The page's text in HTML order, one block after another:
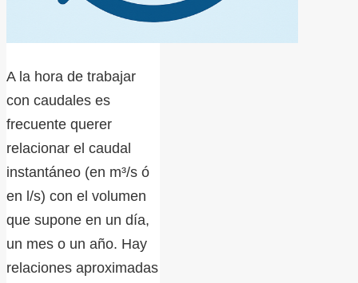
A la hora de trabajar
con caudales es
frecuente querer
relacionar el caudal
instantáneo (en m³/s ó
en l/s) con el volumen
que supone en un día,
un mes o un año. Hay
relaciones aproximadas